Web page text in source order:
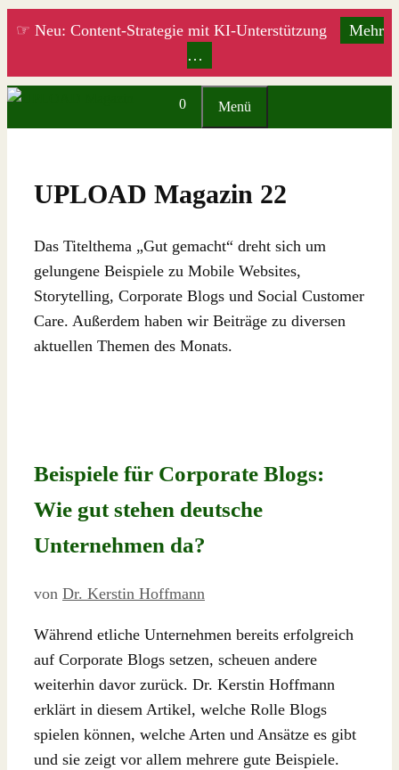
Zum
☞ Neu: Content-Strategie mit KI-Unterstützung
Mehr
…
0 Menü
UPLOAD Magazin 22
Das Titelthema „Gut gemacht“ dreht sich um
gelungene Beispiele zu Mobile Websites,
Storytelling, Corporate Blogs und Social Customer
Care. Außerdem haben wir Beiträge zu diversen
aktuellen Themen des Monats.
Beispiele für Corporate Blogs:
Wie gut stehen deutsche
Unternehmen da?
von Dr. Kerstin Hoffmann
Während etliche Unternehmen bereits erfolgreich
auf Corporate Blogs setzen, scheuen andere
weiterhin davor zurück. Dr. Kerstin Hoffmann
erklärt in diesem Artikel, welche Rolle Blogs
spielen können, welche Arten und Ansätze es gibt
und sie zeigt vor allem mehrere gute Beispiele.